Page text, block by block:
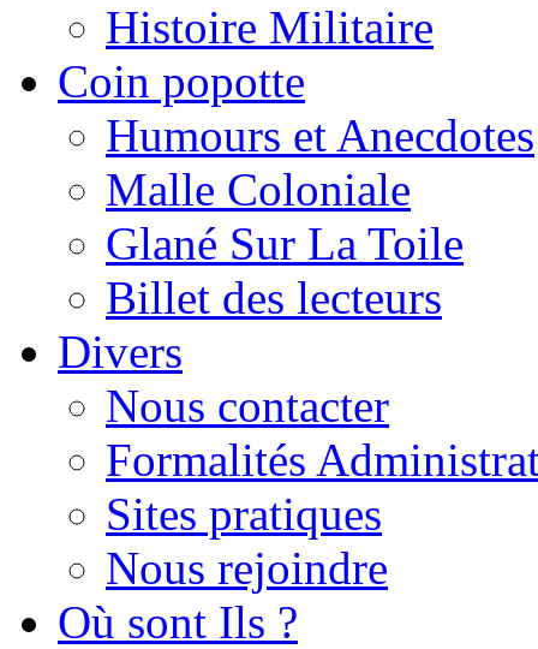
Histoire Militaire
Coin popotte
Humours et Anecdotes
Malle Coloniale
Glané Sur La Toile
Billet des lecteurs
Divers
Nous contacter
Formalités
Sites pratiques
Nous rejoindre
Où sont Ils ?